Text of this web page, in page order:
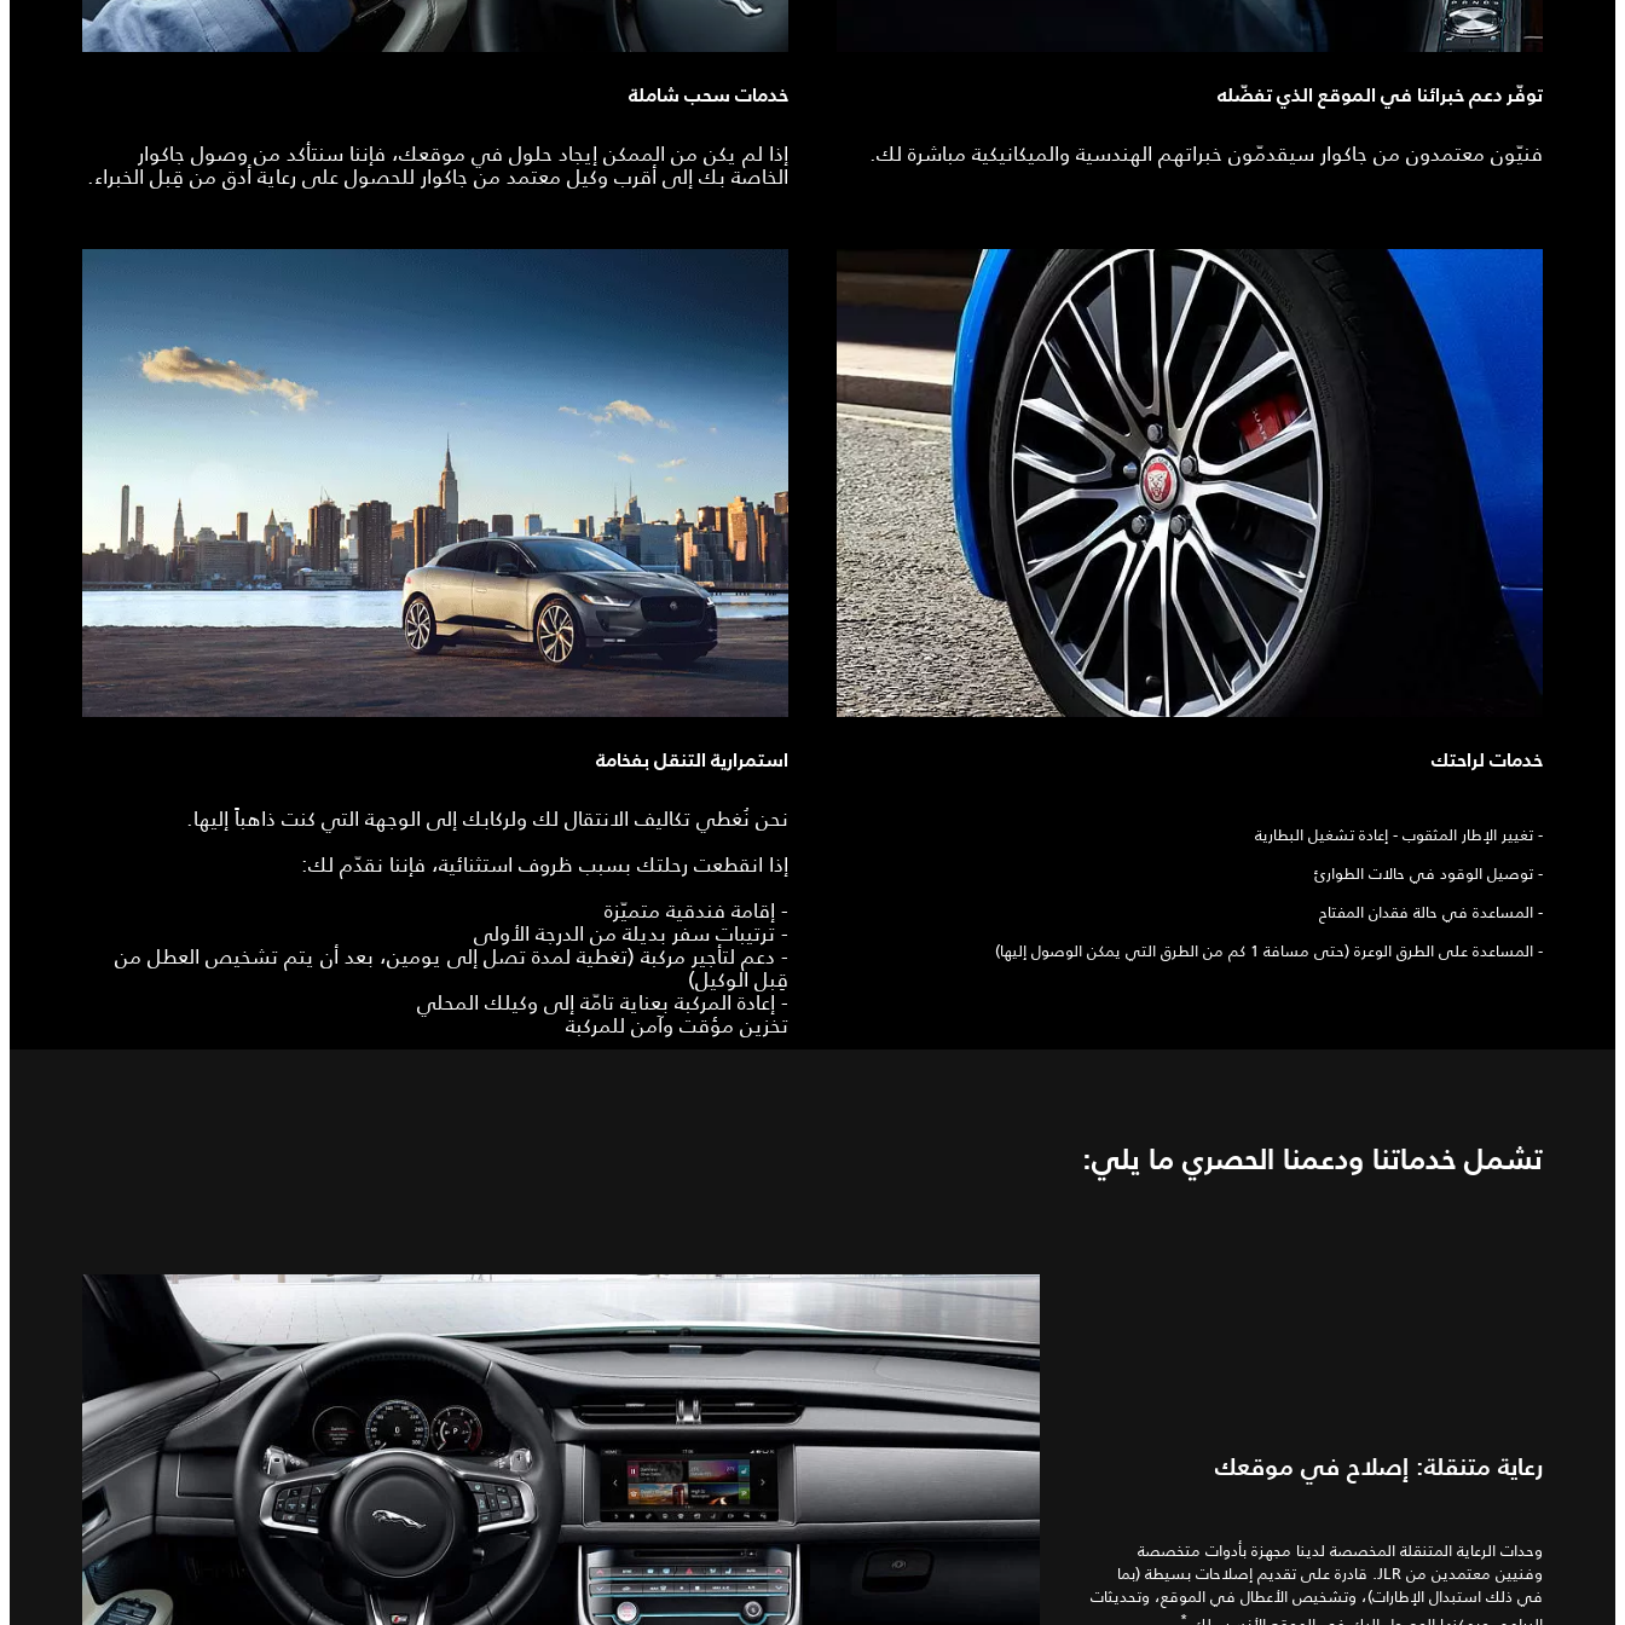
توفّر دعم خبرائنا في الموقع الذي تفضّله
فنيّون معتمدون من جاكوار سيقدمّون خبراتهم الهندسية والميكانيكية مباشرة لك.
خدمات سحب شاملة
إذا لم يكن من الممكن إيجاد حلول في موقعك، فإننا سنتأكد من وصول جاكوار
الخاصة بك إلى أقرب وكيل معتمد من جاكوار للحصول على رعاية أدق من قِبل الخبراء.
خدمات لراحتك
- تغيير الإطار المثقوب - إعادة تشغيل البطارية
- توصيل الوقود في حالات الطوارئ
- المساعدة في حالة فقدان المفتاح
- المساعدة على الطرق الوعرة (حتى مسافة 1 كم من الطرق التي يمكن الوصول إليها)
استمرارية التنقل بفخامة
نحن نُغطي تكاليف الانتقال لك ولركابك إلى الوجهة التي كنت ذاهباً إليها.
إذا انقطعت رحلتك بسبب ظروف استثنائية، فإننا نقدّم لك:
- إقامة فندقية متميّزة
- ترتيبات سفر بديلة من الدرجة الأولى
- دعم لتأجير مركبة (تغطية لمدة تصل إلى يومين، بعد أن يتم تشخيص العطل من
قِبل الوكيل)
- إعادة المركبة بعناية تامّة إلى وكيلك المحلي
تخزين مؤقت وآمن للمركبة
تشمل خدماتنا ودعمنا الحصري ما يلي:
رعاية متنقلة: إصلاح في موقعك
وحدات الرعاية المتنقلة المخصصة لدينا مجهزة بأدوات متخصصة
وفنيين معتمدين من JLR. قادرة على تقديم إصلاحات بسيطة (بما
في ذلك استبدال الإطارات)، وتشخيص الأعطال في الموقع، وتحديثات
*